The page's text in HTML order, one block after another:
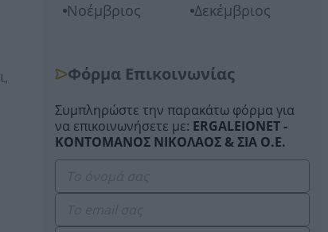
Νοέμβριος
Δεκέμβριος
Φόρμα Επικοινωνίας
Συμπληρώστε την παρακάτω φόρμα για
να επικοινωνήσετε με: ERGALEIONET -
ΚΟΝΤΟΜΑΝΟΣ ΝΙΚΟΛΑΟΣ & ΣΙΑ Ο.Ε.